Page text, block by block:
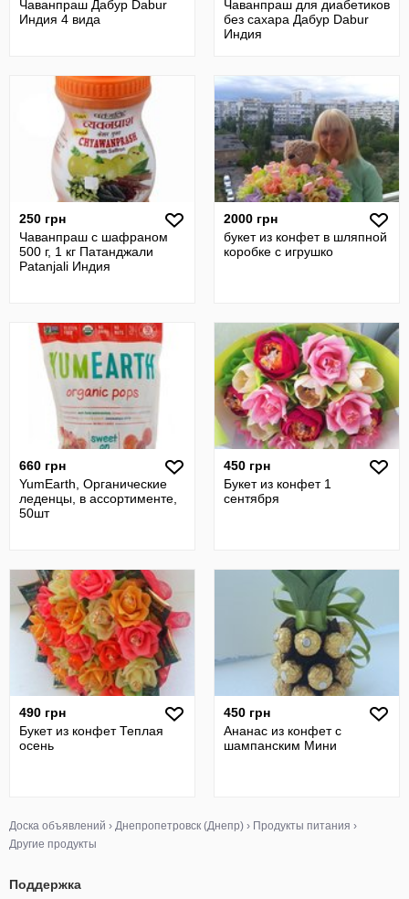
Чаванпраш Дабур Dabur
Индия 4 вида
Чаванпраш для диабетиков
без сахара Дабур Dabur
Индия
250 грн
Чаванпраш с шафраном
500 г, 1 кг Патанджали
Patanjali Индия
2000 грн
букет из конфет в шляпной
коробке с игрушко
660 грн
YumEarth, Органические
леденцы, в ассортименте,
50шт
450 грн
Букет из конфет 1
сентября
490 грн
Букет из конфет Теплая
осень
450 грн
Ананас из конфет с
шампанским Мини
Доска объявлений › Днепропетровск (Днепр) › Продукты питания ›
Другие продукты
Поддержка